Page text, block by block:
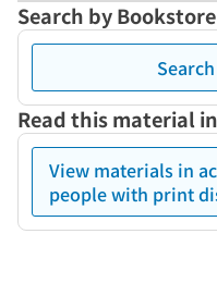
Search by Bookstore
Read this material
View materials in
people with print